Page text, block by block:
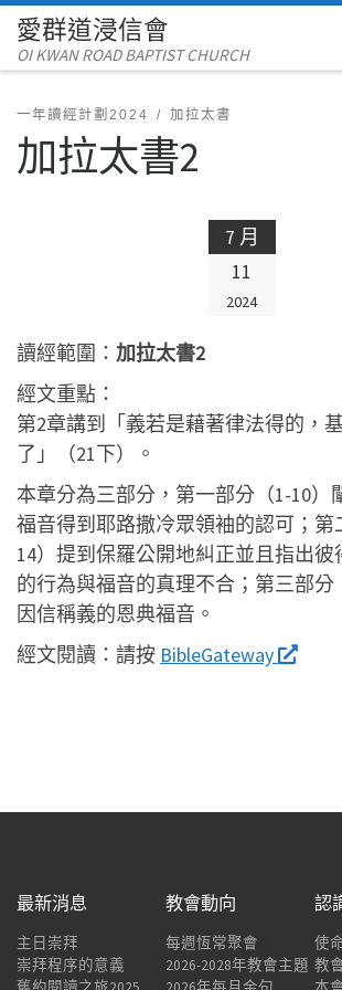
Skip to content
愛群道浸信會
OI KWAN ROAD BAPTIST CHURCH
一年讀經計劃2024 加拉太書
加拉太書2
7 月
11
2024
讀經範圍： 加拉太書2
經文重點：
第2章講到「義若是藉著律法得的，
了」（21下）。
本章分為三部分，第一部分（1-10）
福音得到耶路撒冷眾領袖的認可；第
14）提到保羅公開地糾正並且指出
的行為與福音的真理不合；第三部分
因信稱義的恩典福音。
經文閱讀： 請按 BibleGateway
最新消息
主日崇拜
崇拜程序的意義
教會動向
每週恆常聚會
2026-2028年教會主題
認
使
教